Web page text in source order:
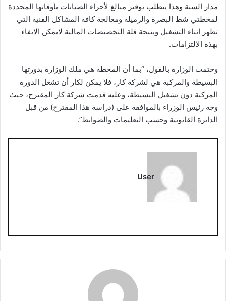
مدار السنة وهذا يتطلب توفير مبالغ لأجراء الصيانات بأوقاتها المحددة
لمحطتي شط البصرة والرميلة ومعالجة كافة المشاكل الفنية التي
تظهر اثناء التشغيل ونتيجة قلة التخصيصات المالية لايمكن الايفاء
بهذه الالتزامات.
وختمت الوزارة بالقول، “بما أن المحطة هي ملك الوزارة بدورتها
البسيطة والمركبة هي لشركة كار، فلا يمكن لكار أن تشغل الدورة
المركبة دون تشغيل البسيطة، وعليه قدمت شركة كار المقترح، حيث
وجه رئيس الوزراء بالموافقة على (دراسة هذا المقترح) من قبل
الدائرة القانونية وحسب التعليمات والضوابط”.
User